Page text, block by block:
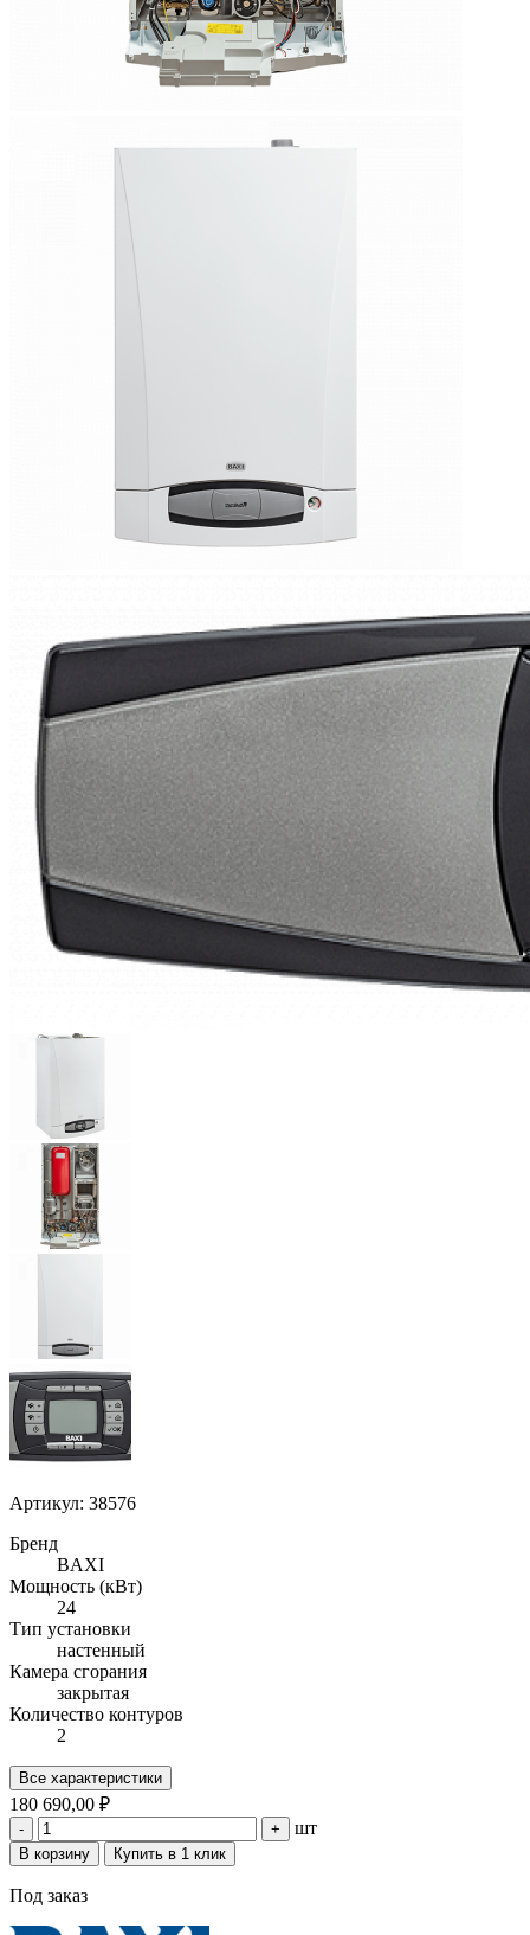
Артикул: 38576
Бренд
BAXI
Мощность (кВт)
24
Тип установки
настенный
Камера сгорания
закрытая
Количество контуров
2
Все характеристики
180 690,00 ₽
- + шт
В корзину Купить в 1 клик
Под заказ